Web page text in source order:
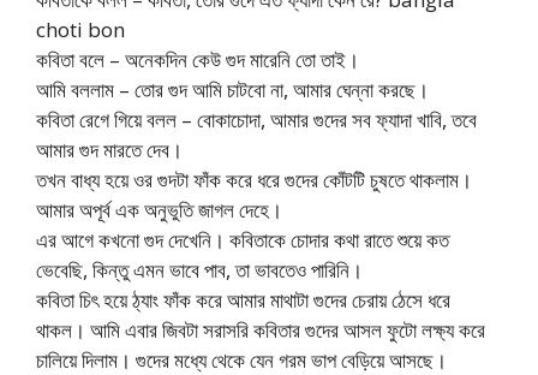
choti bon
কবিতা বলে – অনেকদিন কেউ গুদ মারেনি তো তাই।
আমি বললাম – তোর গুদ আমি চাটবো না, আমার ঘেন্না করছে।
কবিতা রেগে গিয়ে বলল – বোকাচোদা, আমার গুদের সব ফ্যাদা খাবি, তবে
আমার গুদ মারতে দেব।
তখন বাধ্য হয়ে ওর গুদটা ফাঁক করে ধরে গুদের কোঁটটি চুষতে থাকলাম।
আমার অপূর্ব এক অনুভুতি জাগল দেহে।
এর আগে কখনো গুদ দেখেনি। কবিতাকে চোদার কথা রাতে শুয়ে কত
ভেবেছি, কিন্তু এমন ভাবে পাব, তা ভাবতেও পারিনি।
কবিতা চিৎ হয়ে ঠ্যাং ফাঁক করে আমার মাথাটা গুদের চেরায় ঠেসে ধরে
থাকল। আমি এবার জিবটা সরাসরি কবিতার গুদের আসল ফুটো লক্ষ্য করে
চালিয়ে দিলাম। গুদের মধ্যে থেকে যেন গরম ভাপ বেড়িয়ে আসছে।